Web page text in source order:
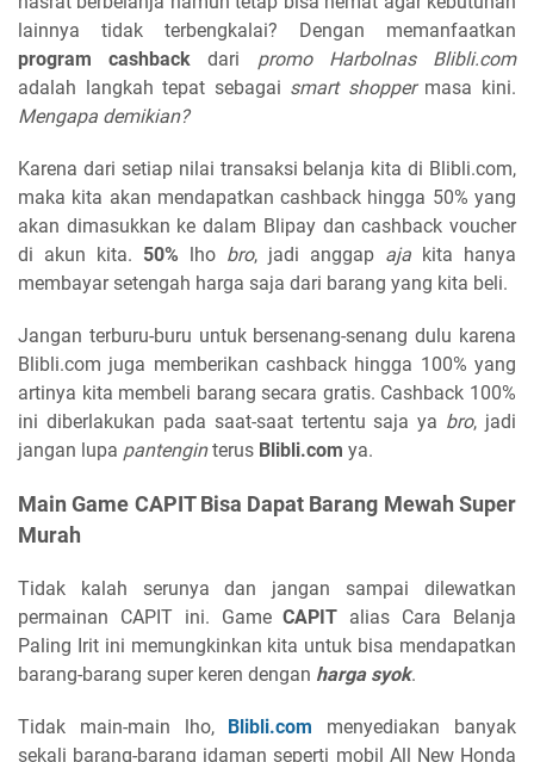
lainnya tidak terbengkalai? Dengan memanfaatkan
program cashback dari promo Harbolnas Blibli.com
adalah langkah tepat sebagai smart shoppermasa kini.
Mengapa demikian?
Karena dari setiap nilai transaksi belanja kita di Blibli.com,
maka kita akan mendapatkan cashback hingga 50% yang
akan dimasukkan ke dalam Blipay dan cashback voucher
di akun kita. 50% lho bro, jadi anggap aja kita hanya
membayar setengah harga saja dari barang yang kita beli.
Jangan terburu-buru untuk bersenang-senang dulu karena
Blibli.com juga memberikan cashback hingga 100% yang
artinya kita membeli barang secara gratis. Cashback 100%
ini diberlakukan pada saat-saat tertentu saja ya bro, jadi
jangan lupa pantenginterus Blibli.com ya.
Main Game CAPIT Bisa Dapat Barang Mewah Super
Murah
Tidak kalah serunya dan jangan sampai dilewatkan
permainan CAPIT ini. GameCAPIT alias Cara Belanja
Paling Irit ini memungkinkan kita untuk bisa mendapatkan
barang-barang super keren dengan harga syok.
Tidak main-main lho, Blibli.com menyediakan banyak
sekali barang-barang idaman seperti mobil All New Honda